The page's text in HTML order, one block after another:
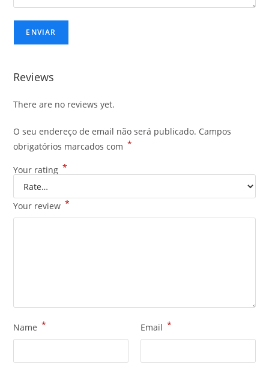
Reviews
There are no reviews yet.
O seu endereço de email não será publicado. Campos
obrigatórios marcados com *
Your rating *
Your review *
Name * Email *